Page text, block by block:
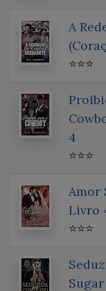
A
⭐⭐⭐
4
⭐⭐⭐
Amor
Livro
⭐⭐⭐